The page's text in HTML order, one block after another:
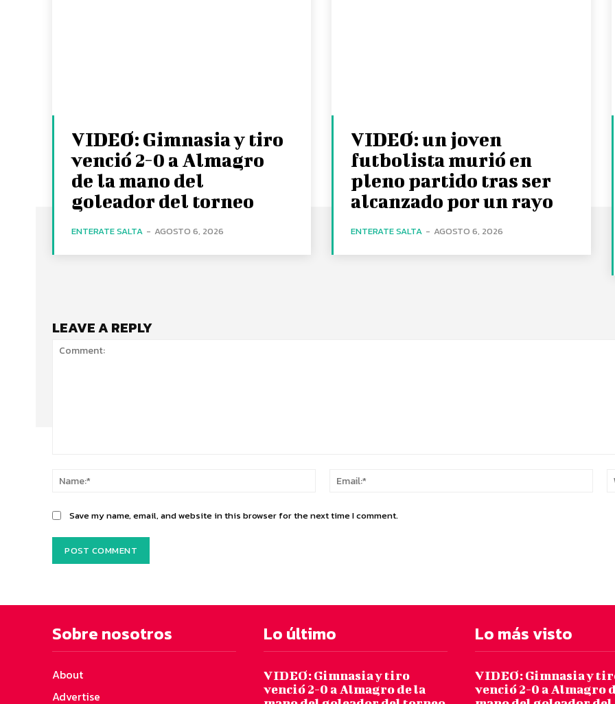
VIDEO: Gimnasia y tiro
venció 2-0 a Almagro
de la mano del
goleador del torneo
ENTERATE SALTA - AGOSTO 6, 2026
VIDEO: un joven
futbolista murió en
pleno partido tras ser
alcanzado por un rayo
ENTERATE SALTA - AGOSTO 6, 2026
LEAVE A REPLY
Name:*
Save my name, email, and website in this browser for the next time I comment.
Sobre nosotros
About
Advertise
Lo último
VIDEO: Gimnasia y tiro
venció 2-0 a Almagro de la
Lo más visto
VIDEO: Gimnasia y
venció 2-0 a Almagro